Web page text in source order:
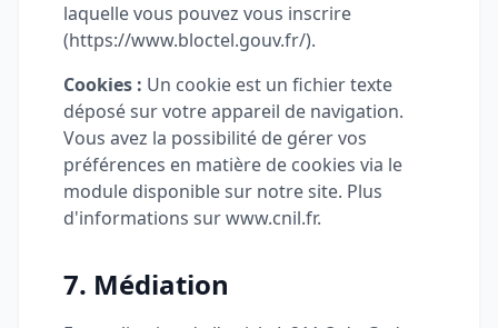
laquelle vous pouvez vous inscrire
(https://www.bloctel.gouv.fr/).
Cookies : Un cookie est un fichier texte
déposé sur votre appareil de navigation.
Vous avez la possibilité de gérer vos
préférences en matière de cookies via le
module disponible sur notre site. Plus
d'informations sur www.cnil.fr.
7. Médiation